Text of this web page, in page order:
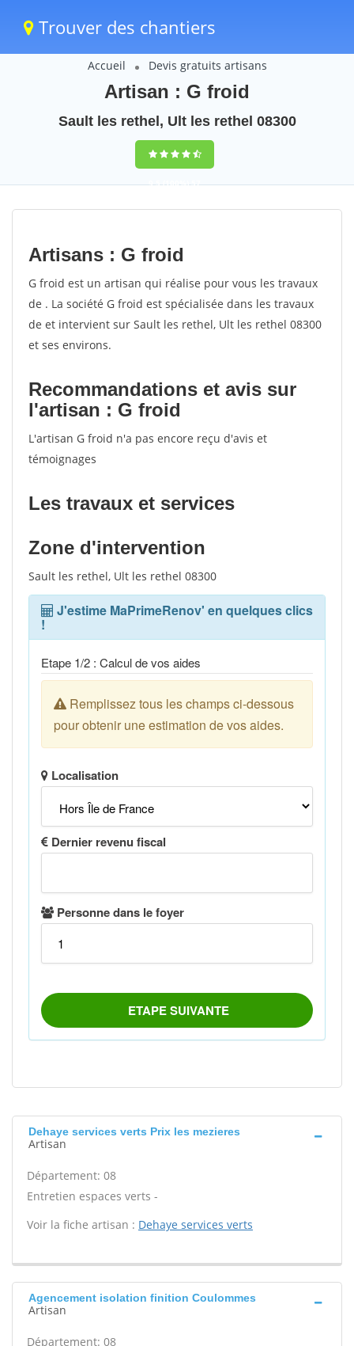
Trouver des chantiers
Accueil Devis gratuits artisans
Artisan : G froid
Sault les rethel, Ult les rethel 08300
9,5(100%)57
votes
Artisans : G froid
G froid est un artisan qui réalise pour vous les travaux
de . La société G froid est spécialisée dans les travaux
de et intervient sur Sault les rethel, Ult les rethel 08300
et ses environs.
Recommandations et avis sur
l'artisan : G froid
L'artisan G froid n'a pas encore reçu d'avis et
témoignages
Les travaux et services
Zone d'intervention
Sault les rethel, Ult les rethel 08300
Dehaye services verts Prix les mezieres
Artisan
Département: 08
Entretien espaces verts -
Voir la fiche artisan : Dehaye services verts
Agencement isolation finition Coulommes
Artisan
Département: 08